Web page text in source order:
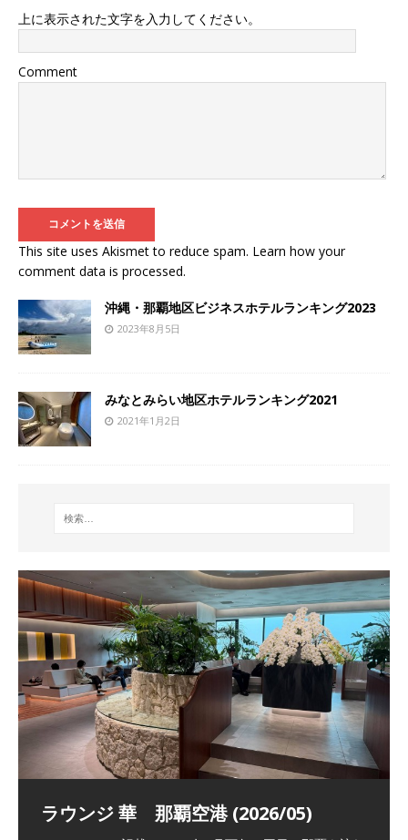
上に表示された文字を入力してください。
Comment
This site uses Akismet to reduce spam. Learn how your
comment data is processed.
沖縄・那覇地区ビジネスホテルランキング2023
2023年8月5日
みなとみらい地区ホテルランキング2021
2021年1月2日
祝！日本航空・マリオットの戦略パー
ラウンジ 華 那覇空港 (2026/05)
The Coral Executive Lounge スワ
日本航空 羽田空港国際線ファースト
バンコクエアウェイズ スワンナプー